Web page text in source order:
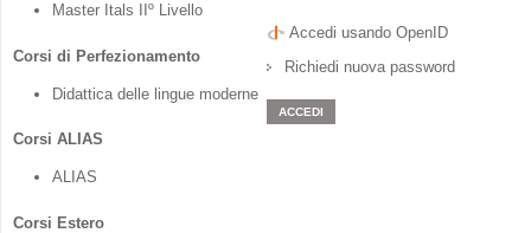
Master Itals IIº Livello
Corsi di Perfezionamento
Didattica delle lingue moderne
Corsi ALIAS
ALIAS
Corsi Estero
Accedi usando OpenID
Richiedi nuova password